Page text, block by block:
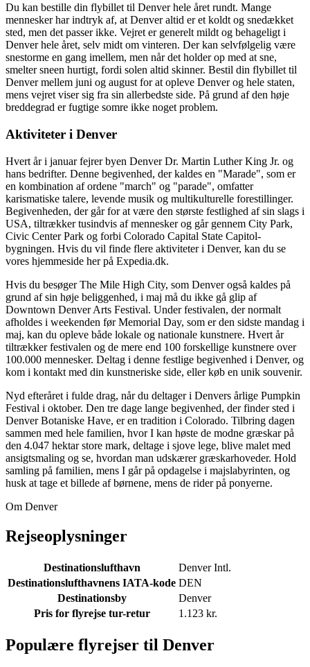
Du kan bestille din flybillet til Denver hele året rundt. Mange
mennesker har indtryk af, at Denver altid er et koldt og snedækket
sted, men det passer ikke. Vejret er generelt mildt og behageligt i
Denver hele året, selv midt om vinteren. Der kan selvfølgelig være
snestorme en gang imellem, men når det holder op med at sne,
smelter sneen hurtigt, fordi solen altid skinner. Bestil din flybillet til
Denver mellem juni og august for at opleve Denver og hele staten,
mens vejret viser sig fra sin allerbedste side. På grund af den høje
breddegrad er fugtige somre ikke noget problem.
Aktiviteter i Denver
Hvert år i januar fejrer byen Denver Dr. Martin Luther King Jr. og
hans bedrifter. Denne begivenhed, der kaldes en "Marade", som er
en kombination af ordene "march" og "parade", omfatter
karismatiske talere, levende musik og multikulturelle forestillinger.
Begivenheden, der går for at være den største festlighed af sin slags i
USA, tiltrækker tusindvis af mennesker og går gennem City Park,
Civic Center Park og forbi Colorado Capital State Capitol-
bygningen. Hvis du vil finde flere aktiviteter i Denver, kan du se
vores hjemmeside her på Expedia.dk.
Hvis du besøger The Mile High City, som Denver også kaldes på
grund af sin høje beliggenhed, i maj må du ikke gå glip af
Downtown Denver Arts Festival. Under festivalen, der normalt
afholdes i weekenden før Memorial Day, som er den sidste mandag i
maj, kan du opleve både lokale og nationale kunstnere. Hvert år
tiltrækker festivalen og de mere end 100 forskellige kunstnere over
100.000 mennesker. Deltag i denne festlige begivenhed i Denver, og
kom i kontakt med din kunstneriske side, eller køb en unik souvenir.
Nyd efteråret i fulde drag, når du deltager i Denvers årlige Pumpkin
Festival i oktober. Den tre dage lange begivenhed, der finder sted i
Denver Botaniske Have, er en tradition i Colorado. Tilbring dagen
sammen med hele familien, hvor I kan høste de modne græskar på
den 4.047 hektar store mark, deltage i sjove lege, blive malet med
ansigtsmaling og se, hvordan man udskærer græskarhoveder. Hold
samling på familien, mens I går på opdagelse i majslabyrinten, og
husk at tage et billede af børnene, mens de rider på ponyerne.
Om Denver
Rejseoplysninger
Destinationslufthavn
Denver Intl.
Destinationslufthavnens IATA-kode DEN
Destinationsby
Denver
Pris for flyrejse tur-retur
1.123 kr.
Populære flyrejser til Denver